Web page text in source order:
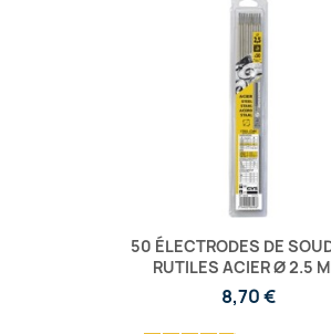
50 ÉLECTRODES DE
RUTILES ACIER Ø 2.5
8,70 €